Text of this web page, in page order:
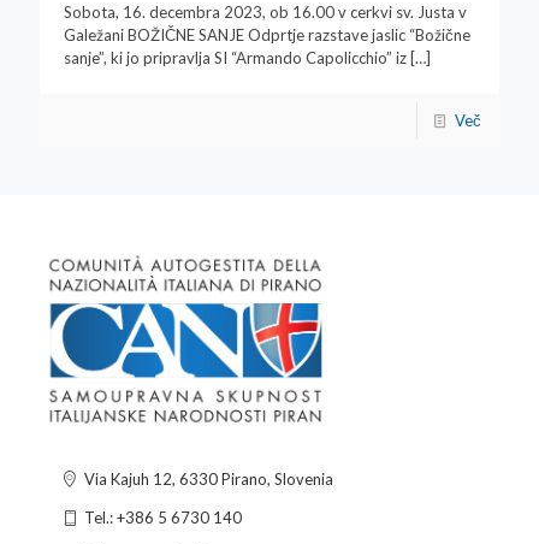
Sobota, 16. decembra 2023, ob 16.00 v cerkvi sv. Justa v
Galežani BOŽIČNE SANJE Odprtje razstave jaslic “Božične
sanje”, ki jo pripravlja SI “Armando Capolicchio” iz […]
Več
Via Kajuh 12, 6330 Pirano, Slovenia
Tel.: +386 5 6730 140